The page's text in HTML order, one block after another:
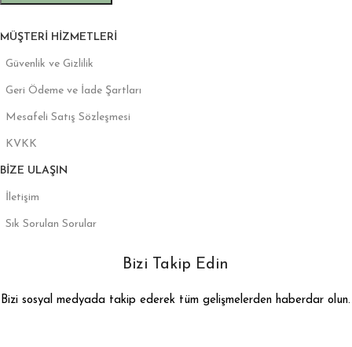
MÜŞTERI HIZMETLERI
Güvenlik ve Gizlilik
Geri Ödeme ve İade Şartları
Mesafeli Satış Sözleşmesi
KVKK
BIZE ULAŞIN
İletişim
Sık Sorulan Sorular
Bizi Takip Edin
Bizi sosyal medyada takip ederek tüm gelişmelerden haberdar olun.